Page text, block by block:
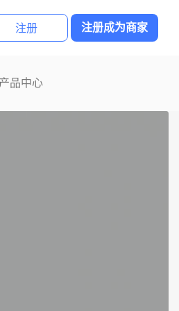
注册 注册成为商家
产品中心